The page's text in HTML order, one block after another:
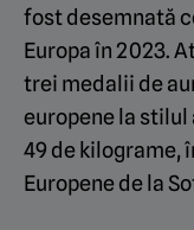
fost desemnată
Europa în 2023.
trei medalii de
europene la
49 de kilograme,
Europene de la